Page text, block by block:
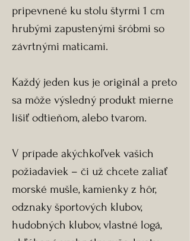
pripevnené ku stolu štyrmi 1 cm
hrubými zapustenými šróbmi so
závrtnými maticami.
Každý jeden kus je originál a preto
sa môže výsledný produkt mierne
líšiť odtieňom, alebo tvarom.
V prípade akýchkoľvek vašich
požiadaviek – či už chcete zaliať
morské mušle, kamienky z hôr,
odznaky športových klubov,
hudobných klubov, vlastné logá,